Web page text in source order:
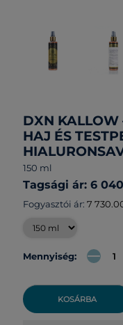
DXN KALLOW
HAJ ÉS
150 ml
Tagsági ár: 6
Fogyasztói ár: 7
Mennyiség:
KOSÁRBA